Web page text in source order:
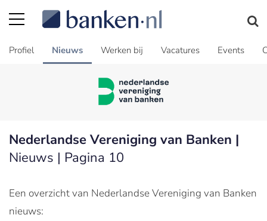
Profiel Nieuws Werken bij Vacatures Events
Nederlandse Vereniging van Banken |
Nieuws | Pagina 10
Een overzicht van Nederlandse Vereniging van Banken
nieuws: